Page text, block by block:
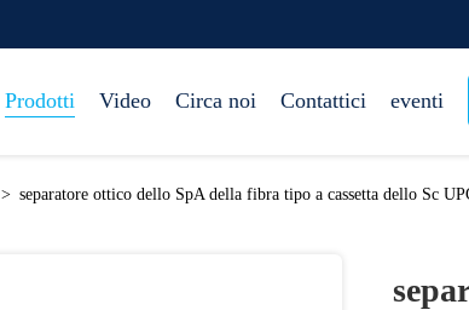
Prodotti Video Circa noi Contattici eventi
> separatore ottico dello SpA della fibra tipo a cassetta dello Sc